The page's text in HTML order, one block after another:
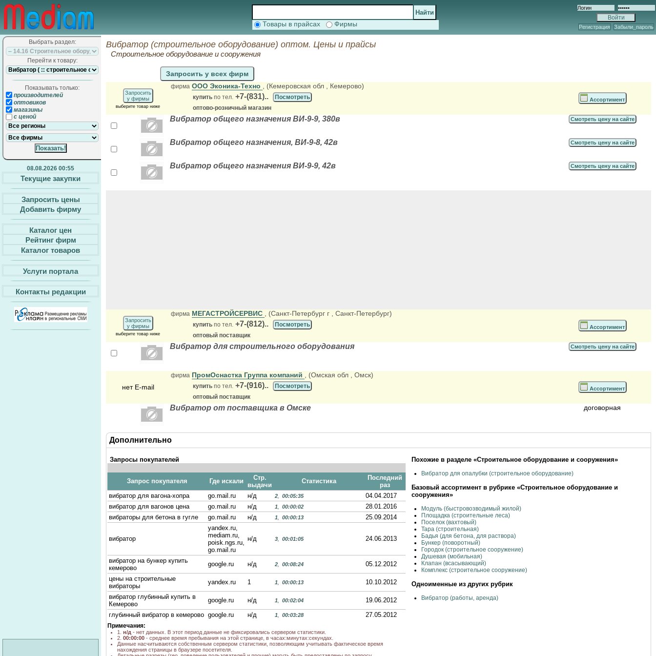
Товары в прайсах Фирмы Регистрация Забыли_пароль
Выбрать раздел:
Перейти к товару:
Показывать только:
производителей
оптовиков
магазины
с ценой
08.08.2026 00:55
Текущие закупки
Запросить цены
Добавить фирму
Каталог цен
Рейтинг фирм
Каталог товаров
Услуги портала
Контакты редакции
Вибратор (строительное оборудование) оптом. Цены и прайсы
Строительное оборудование и сооружения
Запросить у всех фирм
Запросить
у фирмы
выберите товар ниже
фирма ООО Эконика-Техно , (Кемеровская обл , Кемерово)
купить по тел. +7-(831)..
Посмотреть
оптово-розничный магазин
Ассортимент
Вибратор общего назначения ВИ-9-9, 380в Смотреть цену на сайте
Вибратор общего назначения, ВИ-9-8, 42в Смотреть цену на сайте
Вибратор общего назначения ВИ-9-9, 42в Смотреть цену на сайте
Запросить
у фирмы
выберите товар ниже
фирма МЕГАСТРОЙСЕРВИС , (Санкт-Петербург г , Санкт-Петербург)
купить по тел. +7-(812)..
Посмотреть
оптовый поставщик
Ассортимент
Вибратор для строительного оборудования Смотреть цену на сайте
нет E-mail
фирма ПромОснастка Группа компаний , (Омская обл , Омск)
купить по тел. +7-(916)..
Посмотреть
оптовый поставщик
Ассортимент
Вибратор от поставщика в Омске договорная
Дополнительно
Запросы покупателей
Запрос покупателя Где искали
Стр.
выдачи
Статистика
Последний
раз
вибратор для вагона-хопра
go.mail.ru н/д 2 00:05:35
04.04.2017
вибратор для вагонов цена
go.mail.ru н/д 1 00:00:02
28.01.2016
вибраторы для бетона в гугле
go.mail.ru н/д 1 00:00:13 25.09.2014
вибратор
yandex.ru,
mediam.ru,
poisk.ngs.ru,
go.mail.ru
н/д 3 00:01:05 24.06.2013
вибратор на бункер купить
кемерово
google.ru н/д 2 00:08:24
05.12.2012
цены на строительные
вибраторы
yandex.ru 1 1 00:00:13
10.10.2012
вибратор глубинный купить в
Кемерово
google.ru н/д 1 00:02:04
19.06.2012
глубинный вибратор в кемерово google.ru н/д 1 00:03:28
27.05.2012
вагонные вибраторы
yandex.ru
вибраторы вагонные
yandex.ru 2 1,н/д
01.03.2012
строительные вибраторы
yandex.ru 4 2,н/д 19.02.2012
Примечания:
1. н/д - нет данных. В этот период данные не фиксировались сервером статистики.
2. 00:00:00 - среднее время пребывания на этой странице, в часах:минутах:секундах.
Данные насчитываются собственным сервером статистики, позволяющим учитывать фактическое время
нахождения страницы в браузере посетителя.
Похожие в разделе «Строительное оборудование и сооружения»
Вибратор для опалубки (строительное оборудование)
Базовый ассортимент в рубрике «Строительное оборудование и
сооружения»
Модуль (быстровозводимый жилой)
Площадка (строительные леса)
Поселок (вахтовый)
Тара (строительная)
Бадья (для бетона, для раствора)
Бункер (поворотный)
Городок (строительное сооружение)
Душевая (мобильная)
Клапан (всасывающий)
Комплекс (строительное сооружение)
Одноименные из других рубрик
Вибратор (работы, аренда)